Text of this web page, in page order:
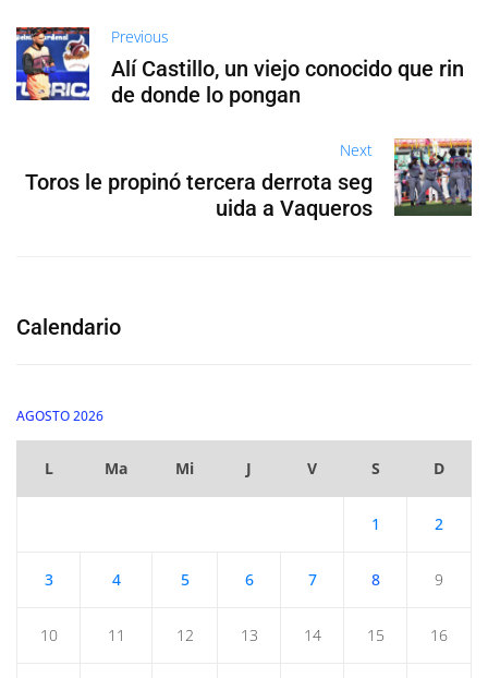
Previous
Alí Castillo, un viejo conocido que rin
de donde lo pongan
Next
Toros le propinó tercera derrota seg
uida a Vaqueros
Calendario
AGOSTO 2026
L Ma Mi J V S D
1 2
3 4 5 6 7 8 9
10 11 12 13 14 15 16